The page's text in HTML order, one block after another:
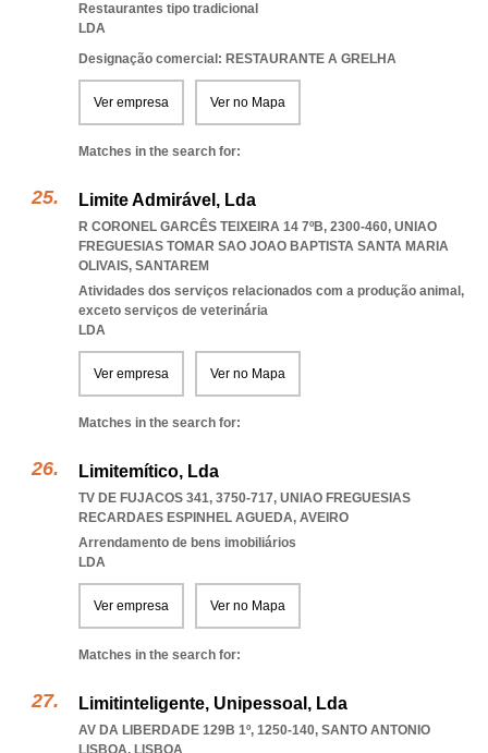
Restaurantes tipo tradicional
LDA
Designação comercial: RESTAURANTE A GRELHA
Ver empresa Ver no Mapa
Matches in the search for:
Limite Admirável, Lda
R CORONEL GARCÊS TEIXEIRA 14 7ºB, 2300-460, UNIAO
FREGUESIAS TOMAR SAO JOAO BAPTISTA SANTA MARIA
OLIVAIS, SANTAREM
Atividades dos serviços relacionados com a produção animal,
exceto serviços de veterinária
LDA
Ver empresa Ver no Mapa
Matches in the search for:
Limitemítico, Lda
TV DE FUJACOS 341, 3750-717, UNIAO FREGUESIAS
RECARDAES ESPINHEL AGUEDA, AVEIRO
Arrendamento de bens imobiliários
LDA
Ver empresa Ver no Mapa
Matches in the search for:
Limitinteligente, Unipessoal, Lda
AV DA LIBERDADE 129B 1º, 1250-140, SANTO ANTONIO
LISBOA, LISBOA